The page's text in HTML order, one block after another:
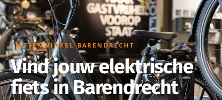
FIETSENWINKEL BARENDRECHT
Vind jouw elektrische
fiets in Barendrecht